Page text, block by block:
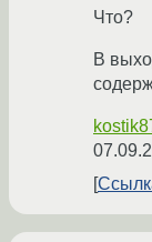
Что?
В